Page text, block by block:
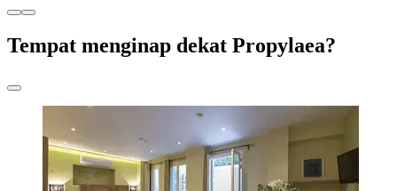
Tempat menginap dekat Propylaea?